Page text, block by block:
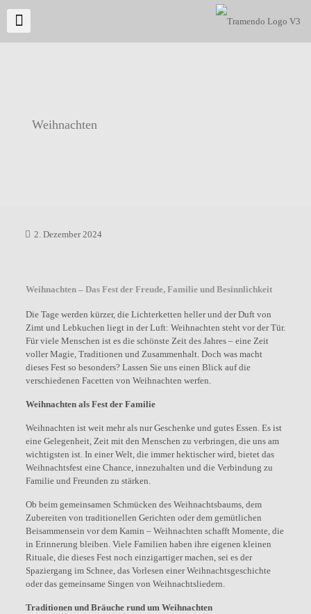
Weihnachten
2. Dezember 2024
Weihnachten – Das Fest der Freude, Familie und Besinnlichkeit
Die Tage werden kürzer, die Lichterketten heller und der Duft von
Zimt und Lebkuchen liegt in der Luft: Weihnachten steht vor der Tür.
Für viele Menschen ist es die schönste Zeit des Jahres – eine Zeit
voller Magie, Traditionen und Zusammenhalt. Doch was macht
dieses Fest so besonders? Lassen Sie uns einen Blick auf die
verschiedenen Facetten von Weihnachten werfen.
Weihnachten als Fest der Familie
Weihnachten ist weit mehr als nur Geschenke und gutes Essen. Es ist
eine Gelegenheit, Zeit mit den Menschen zu verbringen, die uns am
wichtigsten ist. In einer Welt, die immer hektischer wird, bietet das
Weihnachtsfest eine Chance, innezuhalten und die Verbindung zu
Familie und Freunden zu stärken.
Ob beim gemeinsamen Schmücken des Weihnachtsbaums, dem
Zubereiten von traditionellen Gerichten oder dem gemütlichen
Beisammensein vor dem Kamin – Weihnachten schafft Momente, die
in Erinnerung bleiben. Viele Familien haben ihre eigenen kleinen
Rituale, die dieses Fest noch einzigartiger machen, sei es der
Spaziergang im Schnee, das Vorlesen einer Weihnachtsgeschichte
oder das gemeinsame Singen von Weihnachtsliedern.
Traditionen und Bräuche rund um Weihnachten